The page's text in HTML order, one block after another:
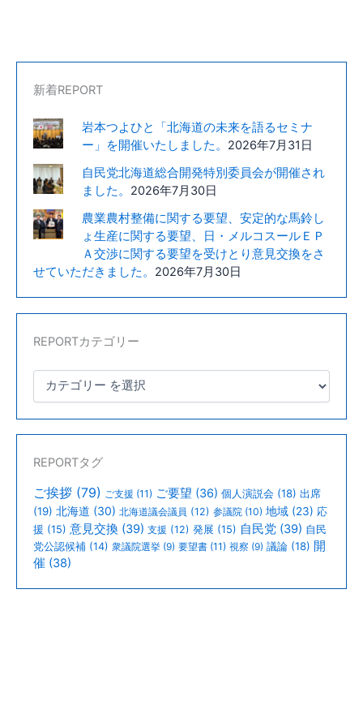
の
研
究
開
発
点
と
な
る
の
開
所
式
参
テ
プ
カ
ッ
ト
を
務
め
新着REPORT
岩本つよひと「北海道の未来を語るセミナ
ー」を開催いたしました。
2026年7月31日
自民党北海道総合開発特別委員会が開催され
ました。
2026年7月30日
農業農村整備に関する要望、安定的な馬鈴し
ょ生産に関する要望、日・メルコスールＥＰ
Ａ交渉に関する要望を受けとり意見交換をさ
せていただきました。 2026年7月30日
REPORTカテゴリー
REPORTタグ
ご挨拶 (79) ご支援 (11) ご要望 (36) 個人演説会 (18) 出席
(19) 北海道 (30) 北海道議会議員 (12) 参議院 (10) 地域 (23) 応
援 (15) 意見交換 (39) 支援 (12) 発展 (15) 自民党 (39) 自民
党公認候補 (14) 衆議院選挙 (9) 要望書 (11) 視察 (9) 議論 (18) 開
催 (38)